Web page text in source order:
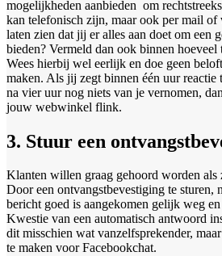
mogelijkheden aanbieden om
kan telefonisch zijn, maar ook per mail
laten zien dat jij er alles aan doet om een
bieden? Vermeld dan ook binnen
Wees hierbij wel eerlijk en doe geen
maken. Als jij zegt binnen één uur reactie
na vier uur nog niets van je vernomen,
jouw webwinkel flink.
3. Stuur een
Klanten willen graag gehoord worden als
Door een ontvangstbevestiging te sturen,
bericht goed is aangekomen gelijk weg
Kwestie van een automatisch antwoord
dit misschien wat vanzelfsprekender,
te maken voor Facebookchat.